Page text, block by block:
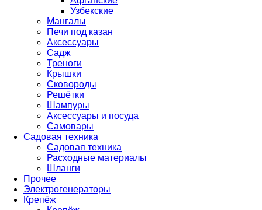
Узбекские
Мангалы
Печи под казан
Аксессуары
Садж
Треноги
Крышки
Сковороды
Решётки
Шампуры
Аксессуары и посуда
Самовары
Садовая техника
Садовая техника
Расходные материалы
Шланги
Прочее
Электрогенераторы
Крепёж